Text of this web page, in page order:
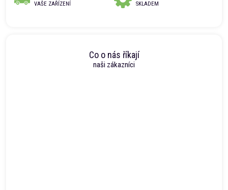
VAŠE ZAŘÍZENÍ SKLADEM
Co o nás říkají
naši zákazníci